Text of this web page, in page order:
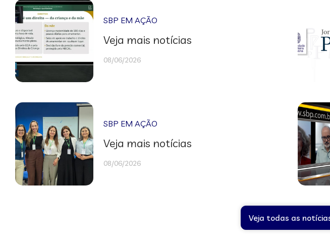
SBP EM AÇÃO
Veja mais notícias
08/06/2026
SBP EM AÇÃO
Veja mais notícias
08/06/2026
Veja todas as